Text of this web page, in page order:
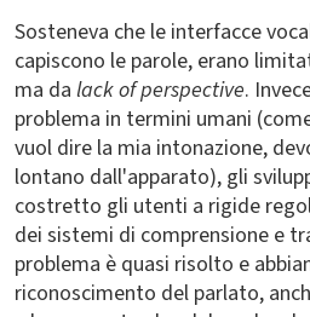
Sosteneva che le interfacce
capiscono le parole, erano
ma da lack of perspective.
problema in termini umani
vuol dire la mia intonazione,
lontano dall'apparato), gli
costretto gli utenti a rigide
dei sistemi di comprensione e
problema è quasi risolto e
riconoscimento del parlato,